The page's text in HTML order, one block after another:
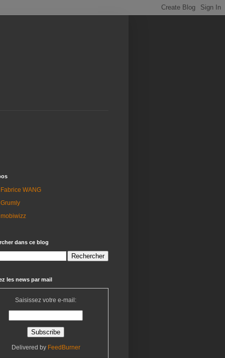
Fabrice WANG
Grumly
mobiwizz
dans ce blog
les news par mail
Saisissez votre e-mail:
Delivered by FeedBurner